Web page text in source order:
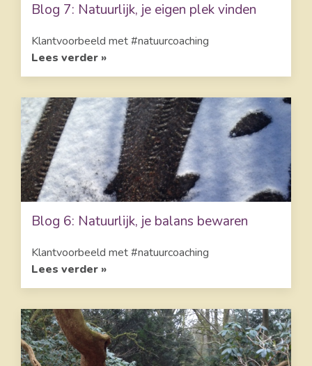
Blog 7: Natuurlijk, je eigen plek vinden
Klantvoorbeeld met #natuurcoaching
Lees verder »
Blog 6: Natuurlijk, je balans bewaren
Klantvoorbeeld met #natuurcoaching
Lees verder »